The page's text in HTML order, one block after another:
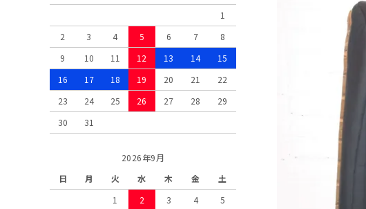
1
2
3 4 5 6 7
8
9
10 11 12 13 14
15
16
17 18 19 20 21
22
23
24 25 26 27 28
29
30
31
2026年9月
日
月 火 水 木 金
土
1
2 3 4
5